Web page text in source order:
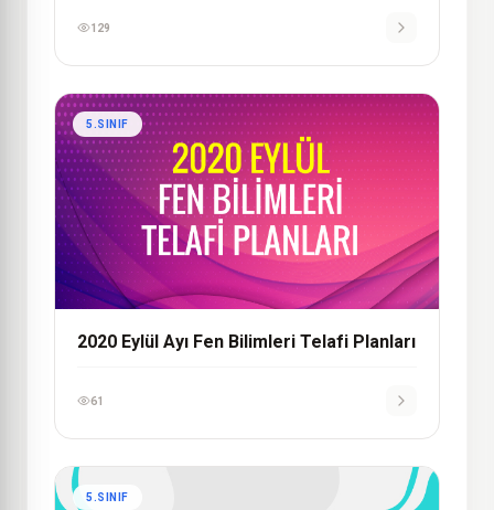
129
5.SINIF
2020 Eylül Ayı Fen Bilimleri Telafi Planları
61
5.SINIF